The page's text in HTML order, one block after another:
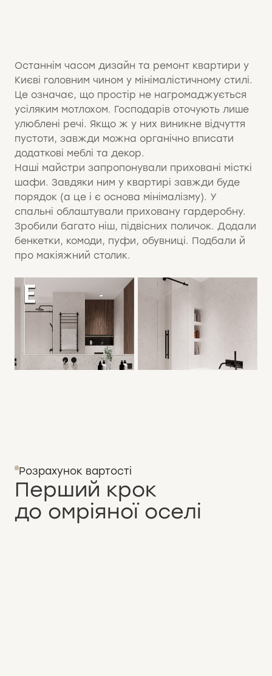
Останнім часом дизайн та ремонт квартири у
Києві головним чином у мінімалістичному стилі.
Це означає, що простір не нагромаджується
усіляким мотлохом. Господарів оточують лише
улюблені речі. Якщо ж у них виникне відчуття
пустоти, завжди можна органічно вписати
додаткові меблі та декор.
Наші майстри запропонували приховані місткі
шафи. Завдяки ним у квартирі завжди буде
порядок (а це і є основа мінімалізму). У
спальні облаштували приховану гардеробну.
Зробили багато ніш, підвісних поличок. Додали
бенкетки, комоди, пуфи, обувниці. Подбали й
про макіяжний столик.
Розрахунок вартості
Перший крок
до омріяної оселі